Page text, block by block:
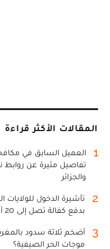
المقالات الأكثر قراءة
1
العميل السابق في
تفاصيل مثيرة عن روابط
والجزائر
2
بدفع كفالة تصل إلى 20 ألف دولار
3
أضخم ثلاثة سدود
موجات الحر الصيفية؟